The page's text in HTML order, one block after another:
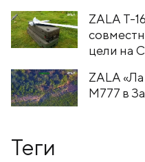
ZALA T-
цели на
ZALA
M777 в
Теги